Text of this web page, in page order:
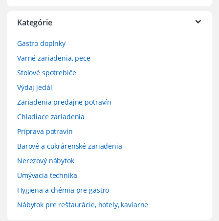
Kategórie
Gastro doplnky
Varné zariadenia, pece
Stolové spotrebiče
Výdaj jedál
Zariadenia predajne potravín
Chladiace zariadenia
Príprava potravín
Barové a cukrárenské zariadenia
Nerezový nábytok
Umývacia technika
Hygiena a chémia pre gastro
Nábytok pre reštaurácie, hotely, kaviarne